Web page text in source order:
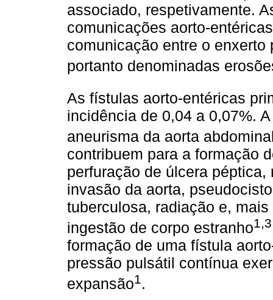
associado, respetivamente.
comunicações aorto-
comunicação entre o
portanto denominadas
As fístulas aorto-entéricas
incidência de 0,04 a 0,07%.
aneurisma da aorta
contribuem para a formação
perfuração de úlcera
invasão da aorta,
tuberculosa, radiação e,
ingestão de corpo estranho
formação de uma fístula
pressão pulsátil contínua
expansão1.